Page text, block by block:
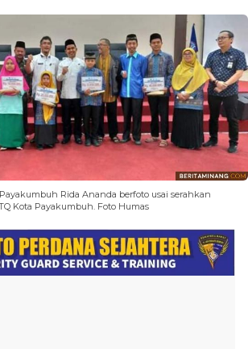
Rida Ananda berfoto usai serahkan
Kota Payakumbuh. Foto Humas